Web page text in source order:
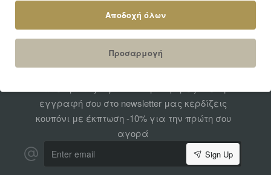
Κάνε Εγγραφή και Κέρδισε
-10%
εγγραφή σου στο newsletter μας κερδίζεις
κουπόνι με έκπτωση -10% για την πρώτη σου
αγορά
email
Sign Up
Αποδοχή όλων
Προσαρμογή